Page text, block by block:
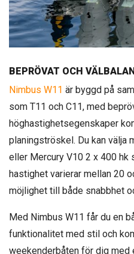
BEPRÖVAT OCH
Nimbus W11 är byggd på
som T11 och C11, med
höghastighetsegenskaper
planingströskel. Du kan välja
eller Mercury V10 2 x 400 hk
hastighet varierar mellan 20
möjlighet till både snabbhet
Med Nimbus W11 får du en
funktionalitet med stil och
weekenderbåten för dig med